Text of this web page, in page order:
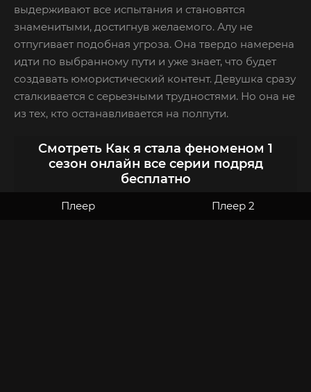
выдерживают все испытания и становятся
знаменитыми, достигнув желаемого. Алу не
отпугивает подобная угроза. Она твердо намерена
идти по выбранному пути и уже знает, что будет
создавать юмористический контент. Девушка сразу
сталкивается с серьезными трудностями. Но она не
из тех, кто останавливается на полпути.
Смотреть Как я стала феноменом 1
сезон онлайн все серии подряд
бесплатно
Плеер Плеер 2